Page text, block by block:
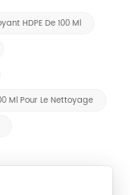
HDPE De 100 Ml
Ml Pour Le Nettoyage